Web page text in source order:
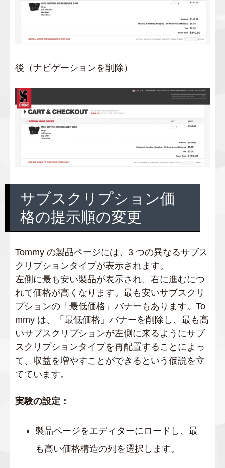
後（ナビゲーションを削除）
サブスクリプション価
格の提示順の変更
Tommy の製品ページには、3 つの異なるサブス
クリプションタイプが表示されます。
左側に最も安い製品が表示され、右に進むにつ
れて価格が高くなります。最も安いサブスクリ
プションの「最低価格」バナーもあります。To
mmy は、「最低価格」バナーを削除し、最も高
いサブスクリプションが左側に来るようにサブ
スクリプションタイプを再配置することによっ
て、収益を増やすことができるという仮説を立
てています。
実験の設定：
製品ページをエディターにロードし、最
も高い価格構造の列を選択します。